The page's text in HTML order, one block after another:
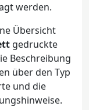
werden.
Übersicht
gedruckte
Beschreibung
über den Typ
und die